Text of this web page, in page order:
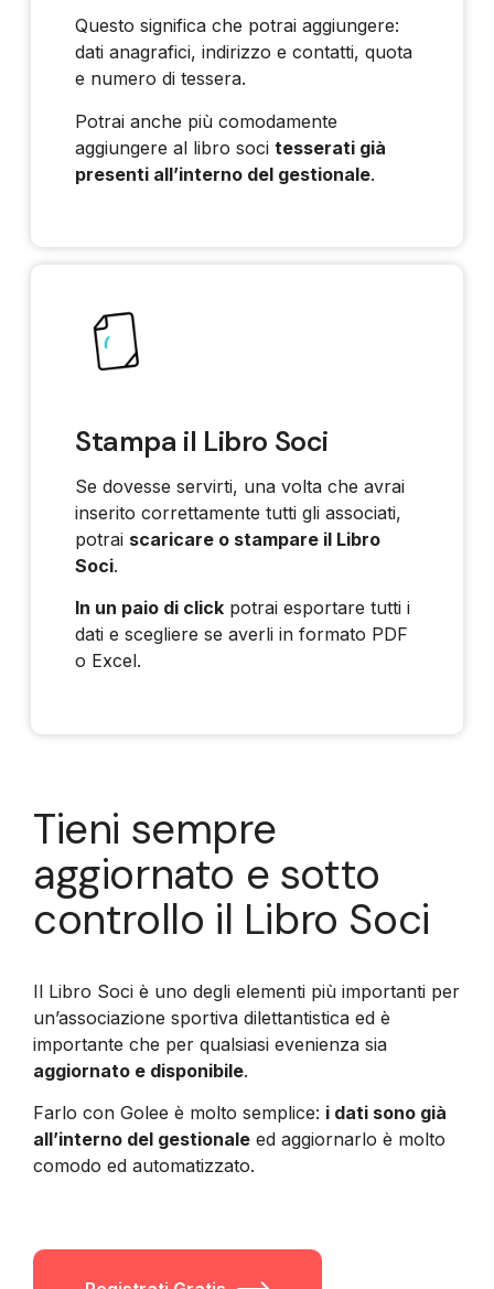
Questo significa che potrai aggiungere:
dati anagrafici, indirizzo e contatti, quota
e numero di tessera.
Potrai anche più comodamente
aggiungere al libro soci tesserati già
presenti all’interno del gestionale.
Stampa il Libro Soci
Se dovesse servirti, una volta che avrai
inserito correttamente tutti gli associati,
potrai scaricare o stampare il Libro
Soci.
In un paio di click potrai esportare tutti i
dati e scegliere se averli in formato PDF
o Excel.
Tieni sempre
aggiornato e sotto
controllo il Libro Soci
Il Libro Soci è uno degli elementi più importanti per
un’associazione sportiva dilettantistica ed è
importante che per qualsiasi evenienza sia
aggiornato e disponibile.
Farlo con Golee è molto semplice: i dati sono già
all’interno del gestionale ed aggiornarlo è molto
comodo ed automatizzato.